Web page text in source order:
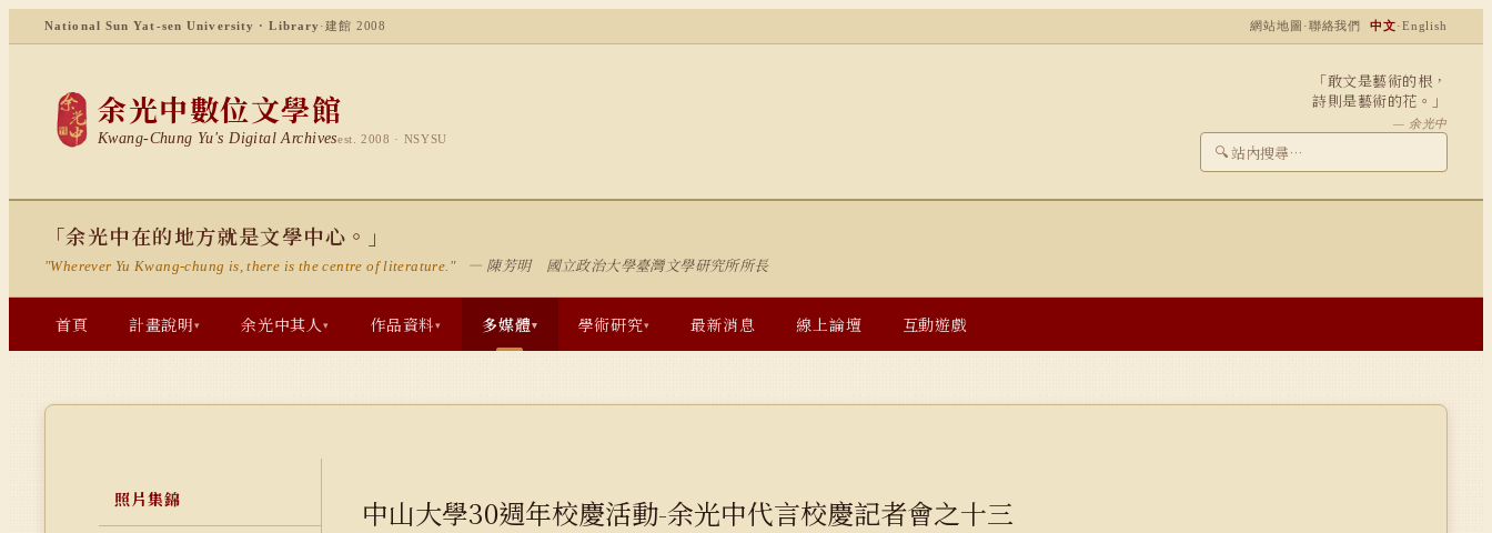
National Sun Yat-sen University · Library ·建館 2008 網站地圖 ·聯絡我們 中文·English
余光中數位文學館
Kwang-Chung Yu's Digital Archivesest. 2008 · NSYSU
「敢文是藝術的根，
詩則是藝術的花。」
— 余光中
🔍
「余光中在的地方就是文學中心。」
"Wherever Yu Kwang-chung is, there is the centre of literature." — 陳芳明 國立政治大學臺灣文學研究所所長
首頁 計畫說明▾ 余光中其人▾ 作品資料▾ 多媒體▾ 學術研究▾ 最新消息 線上論壇 互動遊戲
照片集錦 中山大學30週年校慶活動-余光中代言校慶記者會之十三